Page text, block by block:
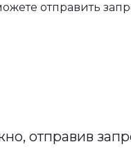
отправить
отправив